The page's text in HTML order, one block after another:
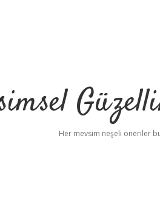
Her mevsim neşeli öneriler